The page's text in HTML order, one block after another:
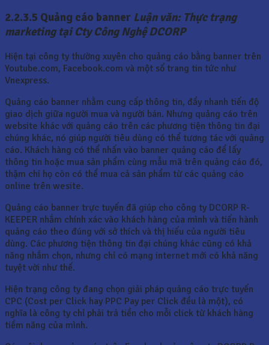
2.2.3.5 Quảng cáo banner Luận văn: Thực trạng
marketing tại Cty Công Nghệ DCORP
Hiện tại công ty thường xuyên cho quảng cáo bằng banner trên
Youtube.com, Facebook.com và một số trang tin tức như
Vnexpress.
Quảng cáo banner nhằm cung cấp thông tin, đẩy nhanh tiến độ
giao dịch giữa người mua và người bán. Nhưng quảng cáo trên
website khác với quảng cáo trên các phương tiện thông tin đại
chúng khác, nó giúp người tiêu dùng có thể tương tác với quảng
cáo. Khách hàng có thể nhấn vào banner quảng cáo để lấy
thông tin hoặc mua sản phẩm cùng mẫu mã trên quảng cáo đó,
thậm chí họ còn có thể mua cả sản phẩm từ các quảng cáo
online trên wesite.
Quảng cáo banner trực tuyến đã giúp cho công ty DCORP R-
KEEPER nhắm chính xác vào khách hàng của mình và tiến hành
quảng cáo theo đúng với sở thích và thị hiếu của người tiêu
dùng. Các phương tiện thông tin đại chúng khác cũng có khả
năng nhắm chọn, nhưng chỉ có mạng internet mới có khả năng
tuyệt vời như thế.
Hiện trạng công ty đang chọn giải pháp quảng cáo trực tuyến
CPC (Cost per Click hay PPC Pay per Click đều là một), có
nghĩa là công ty chỉ phải trả tiền cho mỗi click từ khách hàng
tiềm năng của mình.